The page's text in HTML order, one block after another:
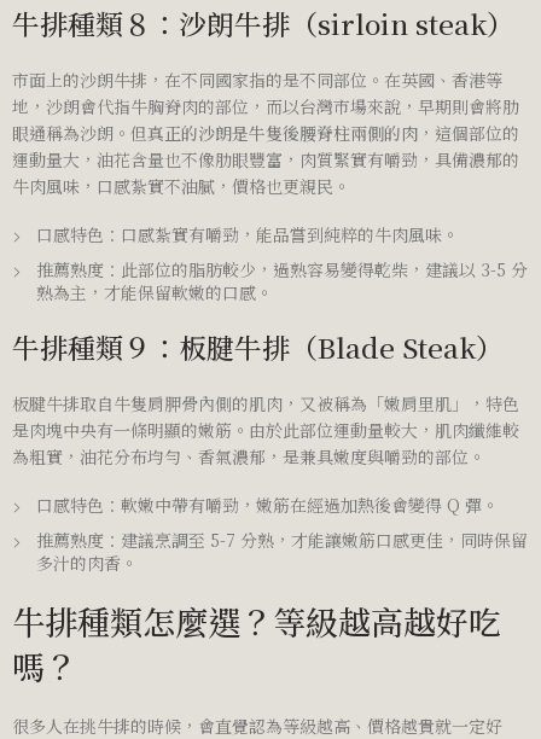
牛排種類８：沙朗牛排（sirloin steak）
市面上的沙朗牛排，在不同國家指的是不同部位。在英國、香港等
地，沙朗會代指牛胸脊肉的部位，而以台灣市場來說，早期則會將肋
眼通稱為沙朗。但真正的沙朗是牛隻後腰脊柱兩側的肉 ，這個部位的
運動量大，油花含量也不像肋眼豐富，肉質緊實有嚼勁，具備濃郁的
牛肉風味，口感紮實不油膩，價格也更親民。
口感特色：口感紮實有嚼勁，能品嘗到純粹的牛肉風味。
推薦熟度：此部位的脂肪較少，過熟容易變得乾柴，建議以 3-5 分
熟為主，才能保留軟嫩的口感。
牛排種類９：板腱牛排（Blade Steak）
板腱牛排取自牛隻肩胛骨內側的肌肉，又被稱為「嫩肩里肌」，特色
是肉塊中央有一條明顯的嫩筋。由於此部位運動量較大，肌肉纖維較
為粗實，油花分布均勻、香氣濃郁，是兼具嫩度與嚼勁的部位。
口感特色：軟嫩中帶有嚼勁，嫩筋在經過加熱後會變得 Q 彈。
推薦熟度：建議烹調至 5-7 分熟，才能讓嫩筋口感更佳，同時保留
多汁的肉香。
牛排種類怎麼選？等級越高越好吃
嗎？
很多人在挑牛排的時候，會直覺認為等級越高、價格越貴就一定好